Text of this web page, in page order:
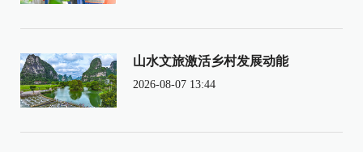
山水文旅激活乡村发展动能
2026-08-07 13:44